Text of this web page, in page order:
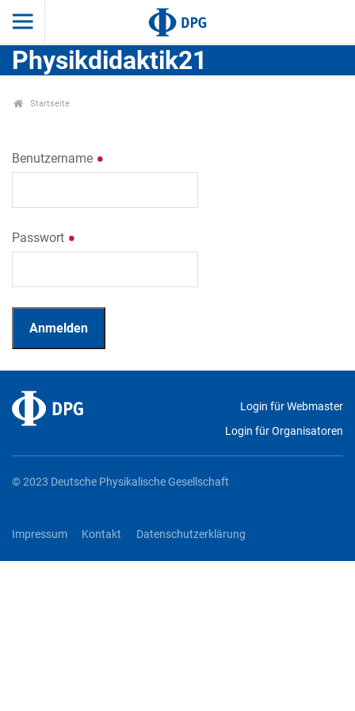
Physikdidaktik21
Startseite
Benutzername
Passwort
Login für Webmaster
Login für Organisatoren
© 2023 Deutsche Physikalische Gesellschaft
Impressum Kontakt Datenschutzerklärung